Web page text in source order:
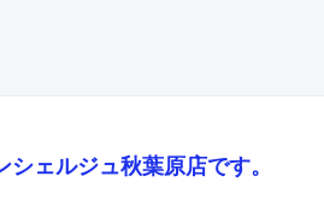
シェルジュ秋葉原店です。